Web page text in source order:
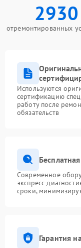
2930
отремонтированных
Используются
сертификацию
работу после
обязательств
Современное
экспресс-
сроки,
Гарантия